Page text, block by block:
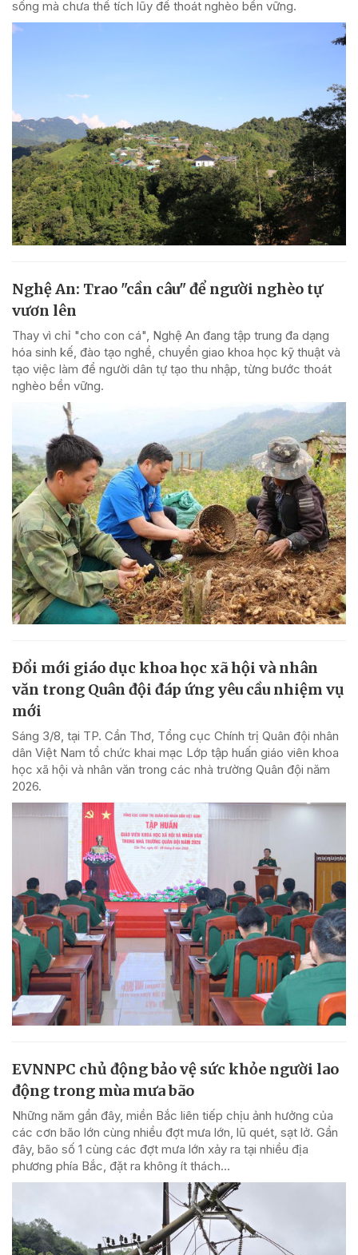
sống mà chưa thể tích lũy để thoát nghèo bền vững.
Nghệ An: Trao "cần câu" để người nghèo tự
vươn lên
Thay vì chỉ "cho con cá", Nghệ An đang tập trung đa dạng
hóa sinh kế, đào tạo nghề, chuyển giao khoa học kỹ thuật và
tạo việc làm để người dân tự tạo thu nhập, từng bước thoát
nghèo bền vững.
Đổi mới giáo dục khoa học xã hội và nhân
văn trong Quân đội đáp ứng yêu cầu nhiệm vụ
mới
Sáng 3/8, tại TP. Cần Thơ, Tổng cục Chính trị Quân đội nhân
dân Việt Nam tổ chức khai mạc Lớp tập huấn giáo viên khoa
học xã hội và nhân văn trong các nhà trường Quân đội năm
2026.
EVNNPC chủ động bảo vệ sức khỏe người lao
động trong mùa mưa bão
Những năm gần đây, miền Bắc liên tiếp chịu ảnh hưởng của
các cơn bão lớn cùng nhiều đợt mưa lớn, lũ quét, sạt lở. Gần
đây, bão số 1 cùng các đợt mưa lớn xảy ra tại nhiều địa
phương phía Bắc, đặt ra không ít thách...